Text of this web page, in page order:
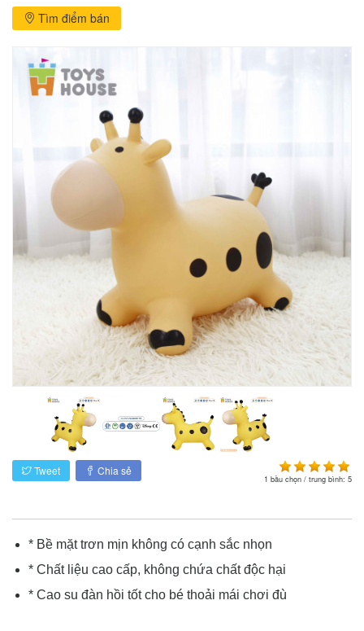
Tìm điểm bán
1 bầu chọn / trung bình: 5
Tweet Chia sẻ
* Bề mặt trơn mịn không có cạnh sắc nhọn
* Chất liệu cao cấp, không chứa chất độc hại
* Cao su đàn hồi tốt cho bé thoải mái chơi đù